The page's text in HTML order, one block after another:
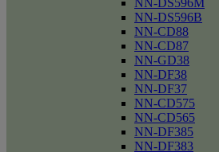
NN-DS596M
NN-DS596B
NN-CD88
NN-CD87
NN-GD38
NN-DF38
NN-DF37
NN-CD575
NN-CD565
NN-DF385
NN-DF383